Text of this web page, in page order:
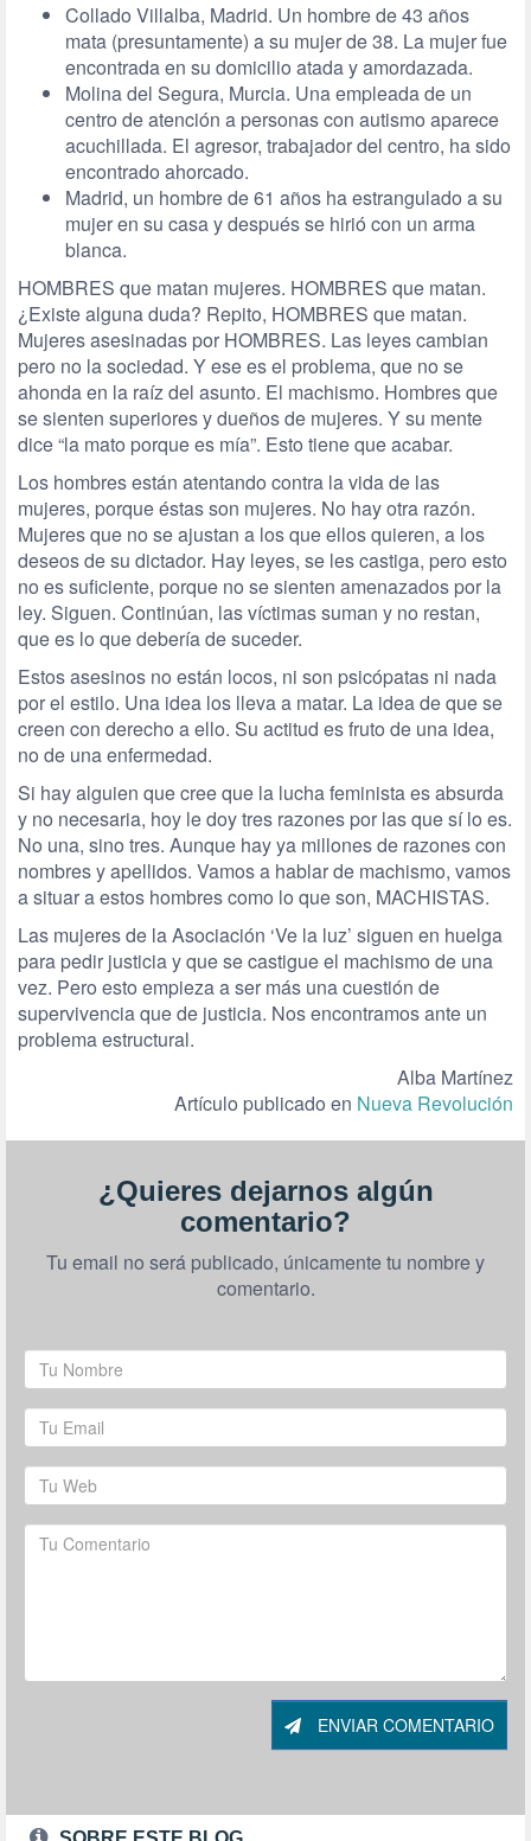
Collado Villalba, Madrid. Un hombre de 43 años
mata (presuntamente) a su mujer de 38. La mujer fue
encontrada en su domicilio atada y amordazada.
Molina del Segura, Murcia. Una empleada de un
centro de atención a personas con autismo aparece
acuchillada. El agresor, trabajador del centro, ha sido
encontrado ahorcado.
Madrid, un hombre de 61 años ha estrangulado a su
mujer en su casa y después se hirió con un arma
blanca.
HOMBRES que matan mujeres. HOMBRES que matan.
¿Existe alguna duda? Repito, HOMBRES que matan.
Mujeres asesinadas por HOMBRES. Las leyes cambian
pero no la sociedad. Y ese es el problema, que no se
ahonda en la raíz del asunto. El machismo. Hombres que
se sienten superiores y dueños de mujeres. Y su mente
dice “la mato porque es mía”. Esto tiene que acabar.
Los hombres están atentando contra la vida de las
mujeres, porque éstas son mujeres. No hay otra razón.
Mujeres que no se ajustan a los que ellos quieren, a los
deseos de su dictador. Hay leyes, se les castiga, pero esto
no es suficiente, porque no se sienten amenazados por la
ley. Siguen. Continúan, las víctimas suman y no restan,
que es lo que debería de suceder.
Estos asesinos no están locos, ni son psicópatas ni nada
por el estilo. Una idea los lleva a matar. La idea de que se
creen con derecho a ello. Su actitud es fruto de una idea,
no de una enfermedad.
Si hay alguien que cree que la lucha feminista es absurda
y no necesaria, hoy le doy tres razones por las que sí lo es.
No una, sino tres. Aunque hay ya millones de razones con
nombres y apellidos. Vamos a hablar de machismo, vamos
a situar a estos hombres como lo que son, MACHISTAS.
Las mujeres de la Asociación ‘Ve la luz’ siguen en huelga
para pedir justicia y que se castigue el machismo de una
vez. Pero esto empieza a ser más una cuestión de
supervivencia que de justicia. Nos encontramos ante un
problema estructural.
Alba Martínez
Artículo publicado en Nueva Revolución
¿Quieres dejarnos algún
comentario?
Tu email no será publicado, únicamente tu nombre y
comentario.
ENVIAR COMENTARIO